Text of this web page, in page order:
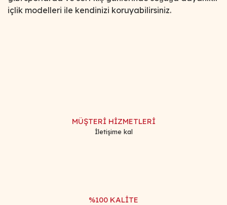
içlik modelleri ile kendinizi koruyabilirsiniz.
Ürün bilgilerinde hatalar bulunuyor.
MÜŞTERİ HİZMETLERİ
İletişime kal
%100 KALİTE